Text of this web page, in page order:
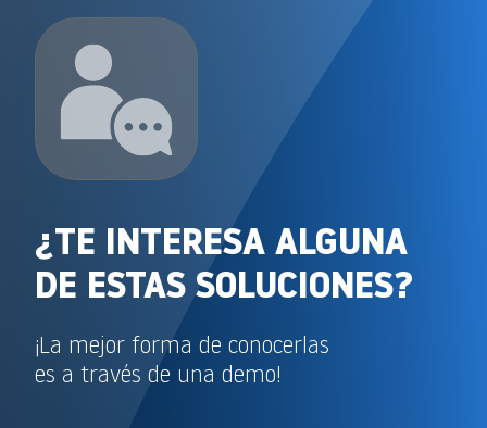
¿TE INTERESA ALGUNA
DE ESTAS SOLUCIONES?
¡La mejor forma de conocerlas
es a través de una demo!